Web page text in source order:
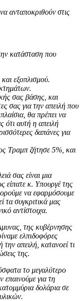
ανταποκριθούν στις
κατάσταση που
εξοπλισμού.
σας βάσης, και
σας για την απειλή που
θα πρέπει να
ότι αυτή η απειλή
δαπάνες για
Τραμπ ζήτησε 5%, και
σας είναι μια
είπατε κ. Υπουργέ της
να εφαρμόσουμε
τα συγκριτικά μας
αντίστοιχα.
της κυβέρνησης
ελπιδοφόρες
την απειλή, κατανοεί τι
της.
το μεγαλύτερο
επαινούμε για τη
δολάρια σε